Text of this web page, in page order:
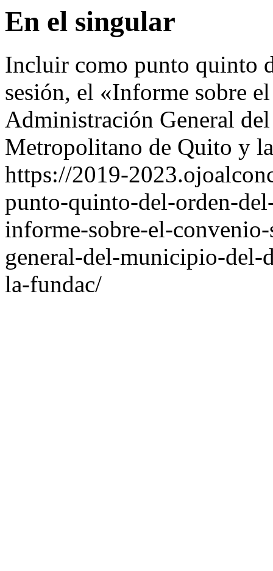
En el singular
Incluir como punto quinto
sesión, el «Informe sobre
Administración General
Metropolitano de Quito y
https://2019-
punto-quinto-del-orden-
informe-sobre-el-
general-del-municipio-
la-fundac/